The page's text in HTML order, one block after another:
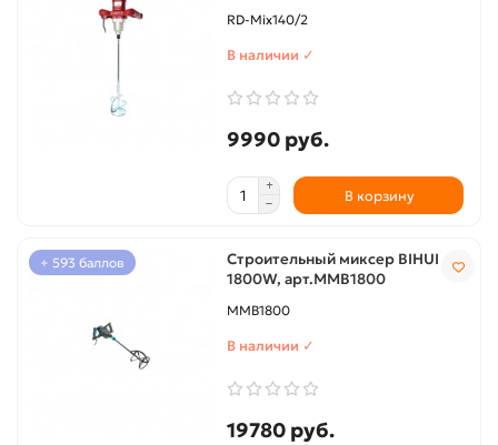
RD-Mix140/2
В наличии ✓
9990 руб.
В корзину
+ 593 баллов
Строительный миксер BIHUI
1800W, арт.MMB1800
MMB1800
В наличии ✓
19780 руб.